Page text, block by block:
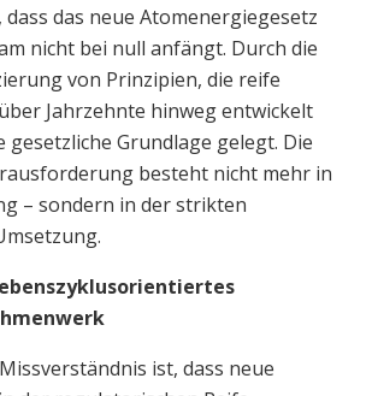
dass das neue Atomenergiegesetz
nicht bei null anfängt. Durch die
von Prinzipien, die reife
Jahrzehnte hinweg entwickelt
gesetzliche Grundlage gelegt. Die
besteht nicht mehr in
– sondern in der strikten
ist, dass neue